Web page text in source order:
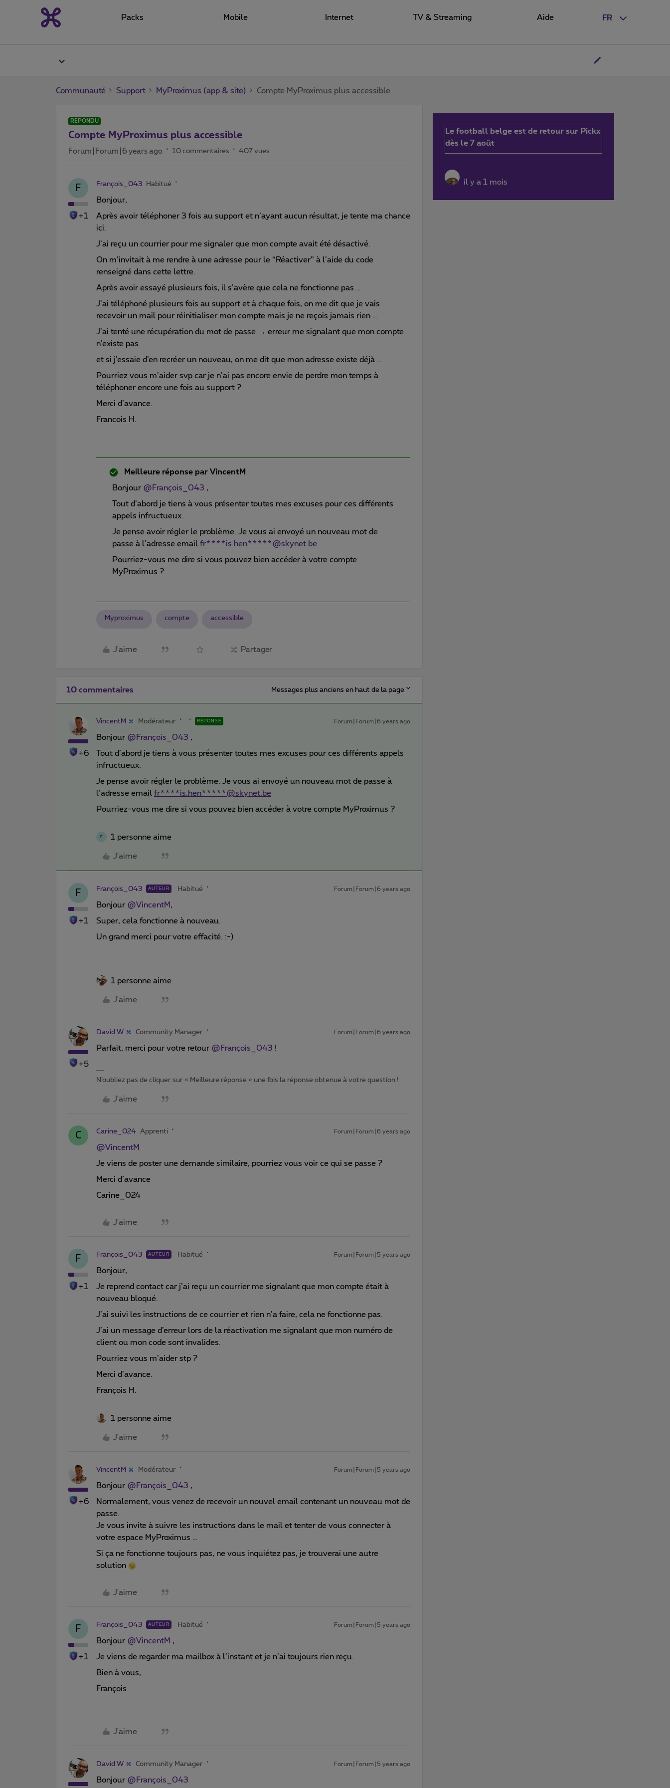
FR
Packs Mobile Internet TV & Streaming Aide
Communauté Support MyProximus (app & site) Compte MyProximus plus accessible
RÉPONDU
Compte MyProximus plus accessible
Forum|Forum|6 years ago 10 commentaires 407 vues
F
+1
François_043 Habitué
Bonjour,
Après avoir téléphoner 3 fois au support et n’ayant aucun résultat, je tente ma chance
ici.
J’ai reçu un courrier pour me signaler que mon compte avait été désactivé.
On m’invitait à me rendre à une adresse pour le “Réactiver” à l’aide du code
renseigné dans cette lettre.
Après avoir essayé plusieurs fois, il s’avère que cela ne fonctionne pas …
J’ai téléphoné plusieurs fois au support et à chaque fois, on me dit que je vais
recevoir un mail pour réinitialiser mon compte mais je ne reçois jamais rien …
J’ai tenté une récupération du mot de passe → erreur me signalant que mon compte
n’existe pas
et si j’essaie d’en recréer un nouveau, on me dit que mon adresse existe déjà …
Pourriez vous m’aider svp car je n’ai pas encore envie de perdre mon temps à
téléphoner encore une fois au support ?
Merci d’avance.
Francois H.
Meilleure réponse par VincentM
Bonjour @François_043 ,
Tout d’abord je tiens à vous présenter toutes mes excuses pour ces différents
appels infructueux.
Je pense avoir régler le problème. Je vous ai envoyé un nouveau mot de
passe à l’adresse email fr****is.hen*****@skynet.be
Pourriez-vous me dire si vous pouvez bien accéder à votre compte
MyProximus ?
Myproximus compte accessible
J'aime Partager
10 commentaires Messages plus anciens en haut de la page
+6
VincentM Modérateur RÉPONSE Forum|Forum|6 years ago
Bonjour @François_043 ,
Tout d’abord je tiens à vous présenter toutes mes excuses pour ces différents appels
infructueux.
Je pense avoir régler le problème. Je vous ai envoyé un nouveau mot de passe à
l’adresse email fr****is.hen*****@skynet.be
Pourriez-vous me dire si vous pouvez bien accéder à votre compte MyProximus ?
F 1 personne aime
J'aime
F
+1
François_043 AUTEUR Habitué Forum|Forum|6 years ago
Bonjour @VincentM ,
Super, cela fonctionne à nouveau.
Un grand merci pour votre effacité. :-)
1 personne aime
J'aime
+5
David W Community Manager Forum|Forum|6 years ago
Parfait, merci pour votre retour @François_043 !
N’oubliez pas de cliquer sur « Meilleure réponse » une fois la réponse obtenue à votre question !
J'aime
C Carine_024 Apprenti Forum|Forum|6 years ago
@VincentM
Je viens de poster une demande similaire, pourriez vous voir ce qui se passe ?
Merci d’avance
Carine_024
J'aime
F
+1
François_043 AUTEUR Habitué Forum|Forum|5 years ago
Bonjour,
Je reprend contact car j’ai reçu un courrier me signalant que mon compte était à
nouveau bloqué.
J’ai suivi les instructions de ce courrier et rien n’a faire, cela ne fonctionne pas.
J’ai un message d’erreur lors de la réactivation me signalant que mon numéro de
client ou mon code sont invalides.
Pourriez vous m’aider stp ?
Merci d’avance.
François H.
1 personne aime
J'aime
+6
VincentM Modérateur Forum|Forum|5 years ago
Bonjour @François_043 ,
Normalement, vous venez de recevoir un nouvel email contenant un nouveau mot de
passe.
Je vous invite à suivre les instructions dans le mail et tenter de vous connecter à
votre espace MyProximus …
Si ça ne fonctionne toujours pas, ne vous inquiétez pas, je trouverai une autre
solution
J'aime
F
+1
François_043 AUTEUR Habitué Forum|Forum|5 years ago
Bonjour @VincentM ,
Je viens de regarder ma mailbox à l’instant et je n’ai toujours rien reçu.
Bien à vous,
François
J'aime
David W Community Manager Forum|Forum|5 years ago
Bonjour @François_043
Le football belge est de retour sur Pickx
dès le 7 août
il y a 1 mois